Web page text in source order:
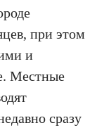
при этом
и
Местные
сразу